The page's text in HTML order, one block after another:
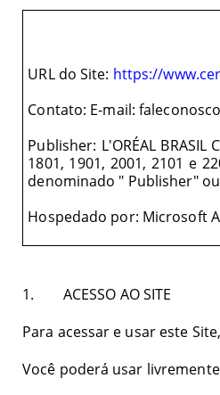
URL do Site: https://
Contato: E-mail:
Publisher: L'ORÉAL BRASIL
1801, 1901, 2001, 2101 e
denominado " Publisher"
Hospedado por: Microsoft
1. ACESSO AO SITE
Para acessar e usar este
Você poderá usar